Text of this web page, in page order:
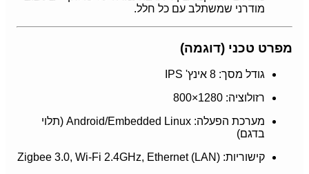
מודרני שמשתלב עם כל חלל.
מפרט טכני (דוגמה)
גודל מסך: 8 אינץ' IPS
רזולוציה: 1280×800
מערכת הפעלה: Android/Embedded Linux (תלוי
בדגם)
קישוריות: Zigbee 3.0, Wi-Fi 2.4GHz, Ethernet (LAN)